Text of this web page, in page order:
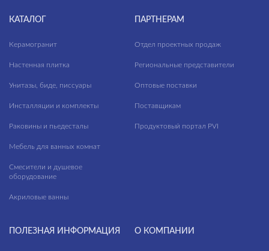
FERRO
КАТАЛОГ
Керамогранит
Настенная плитка
Унитазы, биде, писсуары
Инсталляции и комплекты
Раковины и пьедесталы
Мебель для ванных комнат
Смесители и душевое
оборудование
Акриловые ванны
ПАРТНЕРАМ
Отдел проектных продаж
Региональные представители
Оптовые поставки
Поставщикам
Продуктовый портал PVI
ПОЛЕЗНАЯ ИНФОРМАЦИЯ О КОМПАНИИ